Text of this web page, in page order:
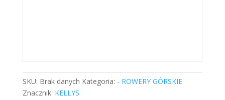
SKU: Brak danych Kategoria: - ROWERY GÓRSKIE
Znacznik: KELLYS